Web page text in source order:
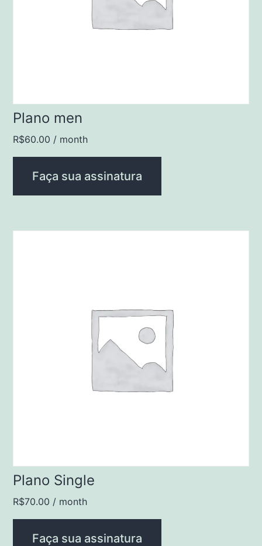
Plano men
R$60.00 / month
Faça sua assinatura
Plano Single
R$70.00 / month
Faça sua assinatura